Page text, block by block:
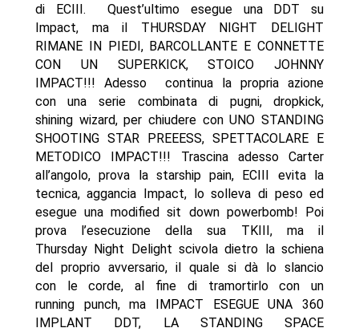
di ECIII. Quest’ultimo esegue una DDT su
Impact, ma il THURSDAY NIGHT DELIGHT
RIMANE IN PIEDI, BARCOLLANTE E CONNETTE
CON UN SUPERKICK, STOICO JOHNNY
IMPACT!!! Adesso continua la propria azione
con una serie combinata di pugni, dropkick,
shining wizard, per chiudere con UNO STANDING
SHOOTING STAR PREEESS, SPETTACOLARE E
METODICO IMPACT!!! Trascina adesso Carter
all’angolo, prova la starship pain, ECIII evita la
tecnica, aggancia Impact, lo solleva di peso ed
esegue una modified sit down powerbomb! Poi
prova l’esecuzione della sua TKIII, ma il
Thursday Night Delight scivola dietro la schiena
del proprio avversario, il quale si dà lo slancio
con le corde, al fine di tramortirlo con un
running punch, ma IMPACT ESEGUE UNA 360
IMPLANT DDT, LA STANDING SPACE